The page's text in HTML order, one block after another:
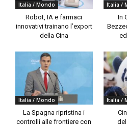
Italia / Mondo
Robot, IA e farmaci
innovativi trainano l’export
della Cina
Italia /
In
Italia / Mondo
La Spagna ripristina i
controlli alle frontiere con
Italia /